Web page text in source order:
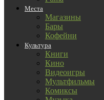
Места
Магазины
Бары
Кофейни
Культура
Книги
Кино
Видеоигры
Мультфильмы
Комиксы